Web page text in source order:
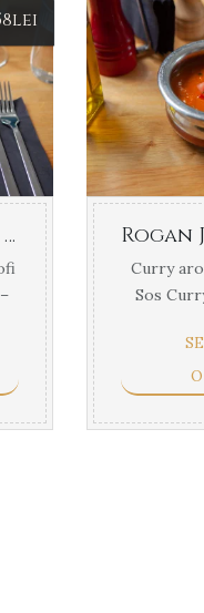
lei
Vindaloo Sos (170.00 g)
Curry
Sos